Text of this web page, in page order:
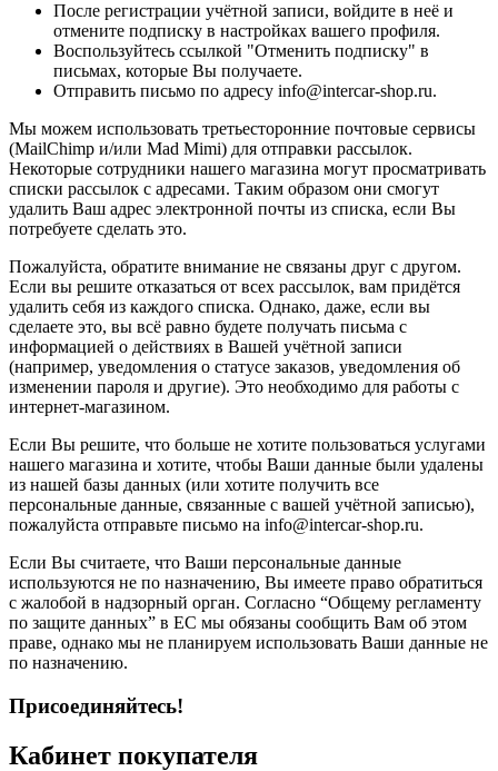
После регистрации учётной записи, войдите в неё и
отмените подписку в настройках вашего профиля.
Воспользуйтесь ссылкой "Отменить подписку" в
письмах, которые Вы получаете.
Отправить письмо по адресу info@intercar-shop.ru.
Мы можем использовать третьесторонние почтовые сервисы
(MailChimp и/или Mad Mimi) для отправки рассылок.
Некоторые сотрудники нашего магазина могут просматривать
списки рассылок с адресами. Таким образом они смогут
удалить Ваш адрес электронной почты из списка, если Вы
потребуете сделать это.
Пожалуйста, обратите внимание не связаны друг с другом.
Если вы решите отказаться от всех рассылок, вам придётся
удалить себя из каждого списка. Однако, даже, если вы
сделаете это, вы всё равно будете получать письма с
информацией о действиях в Вашей учётной записи
(например, уведомления о статусе заказов, уведомления об
изменении пароля и другие). Это необходимо для работы с
интернет-магазином.
Если Вы решите, что больше не хотите пользоваться услугами
нашего магазина и хотите, чтобы Ваши данные были удалены
из нашей базы данных (или хотите получить все
персональные данные, связанные с вашей учётной записью),
пожалуйста отправьте письмо на info@intercar-shop.ru.
Если Вы считаете, что Ваши персональные данные
используются не по назначению, Вы имеете право обратиться
с жалобой в надзорный орган. Согласно “Общему регламенту
по защите данных” в ЕС мы обязаны сообщить Вам об этом
праве, однако мы не планируем использовать Ваши данные не
по назначению.
Присоединяйтесь!
Кабинет покупателя